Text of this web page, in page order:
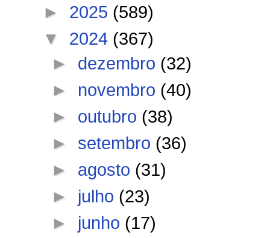
► 2025 (589)
▼ 2024 (367)
► dezembro (32)
► novembro (40)
► outubro (38)
► setembro (36)
► agosto (31)
► julho (23)
► junho (17)